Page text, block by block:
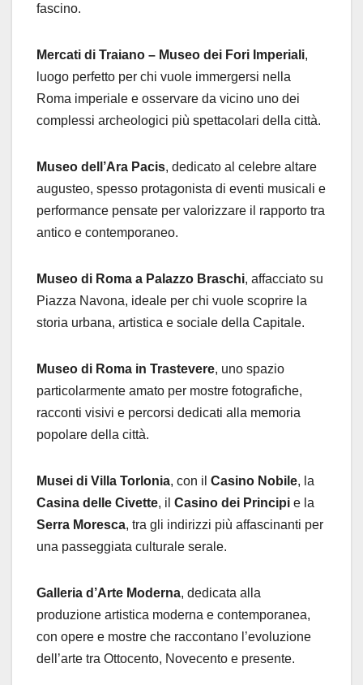
fascino.
Mercati di Traiano – Museo dei Fori Imperiali,
luogo perfetto per chi vuole immergersi nella
Roma imperiale e osservare da vicino uno dei
complessi archeologici più spettacolari della città.
Museo dell’Ara Pacis, dedicato al celebre altare
augusteo, spesso protagonista di eventi musicali e
performance pensate per valorizzare il rapporto tra
antico e contemporaneo.
Museo di Roma a Palazzo Braschi, affacciato su
Piazza Navona, ideale per chi vuole scoprire la
storia urbana, artistica e sociale della Capitale.
Museo di Roma in Trastevere, uno spazio
particolarmente amato per mostre fotografiche,
racconti visivi e percorsi dedicati alla memoria
popolare della città.
Musei di Villa Torlonia, con il Casino Nobile, la
Casina delle Civette, il Casino dei Principi e la
Serra Moresca, tra gli indirizzi più affascinanti per
una passeggiata culturale serale.
Galleria d’Arte Moderna, dedicata alla
produzione artistica moderna e contemporanea,
con opere e mostre che raccontano l’evoluzione
dell’arte tra Ottocento, Novecento e presente.